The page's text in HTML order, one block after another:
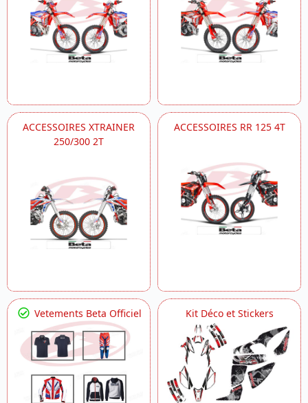
ACCESSOIRES XTRAINER
250/300 2T
ACCESSOIRES RR 125 4T
Vetements Beta Officiel Kit Déco et Stickers